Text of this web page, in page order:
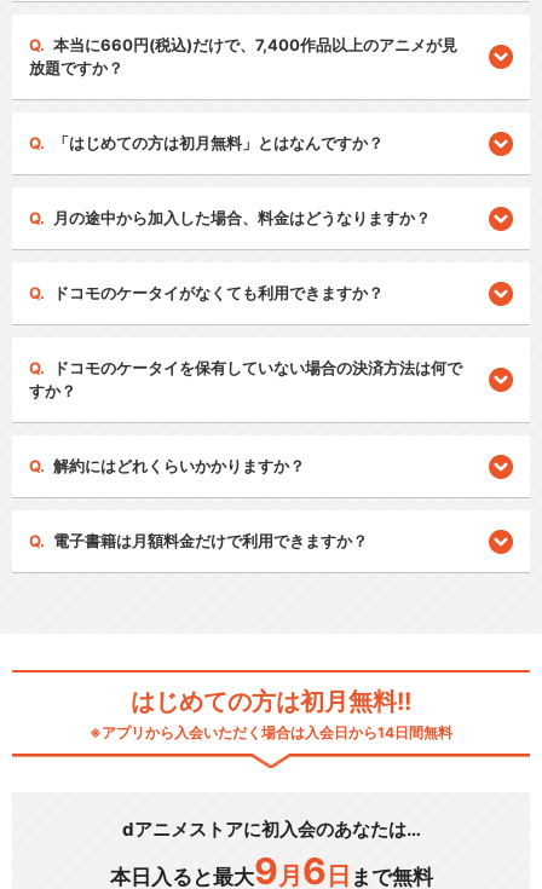
本当に660円(税込)だけで、7,400作品以上のアニメが見
放題ですか？
「はじめての方は初月無料」とはなんですか？
月の途中から加入した場合、料金はどうなりますか？
ドコモのケータイがなくても利用できますか？
ドコモのケータイを保有していない場合の決済方法は何で
すか？
解約にはどれくらいかかりますか？
電子書籍は月額料金だけで利用できますか？
はじめての方は初月無料!!
※アプリから入会いただく場合は入会日から14日間無料
dアニメストアに初入会のあなたは…
本日入ると最大9 月 6 日 まで無料